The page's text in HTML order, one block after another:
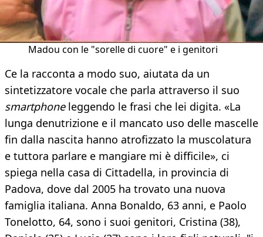
Madou con le "sorelle di cuore" e i genitori
Ce la racconta a modo suo, aiutata da un
sintetizzatore vocale che parla attraverso il suo
smartphoneleggendo le frasi che lei digita. «La
lunga denutrizione e il mancato uso delle mascelle
fin dalla nascita hanno atrofizzato la muscolatura
e tuttora parlare e mangiare mi è difficile», ci
spiega nella casa di Cittadella, in provincia di
Padova, dove dal 2005 ha trovato una nuova
famiglia italiana. Anna Bonaldo, 63 anni, e Paolo
Tonelotto, 64, sono i suoi genitori, Cristina (38),